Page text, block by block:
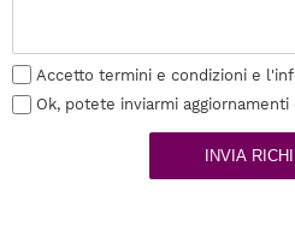
Accetto termini e condizioni e
Ok, potete inviarmi
INVIA